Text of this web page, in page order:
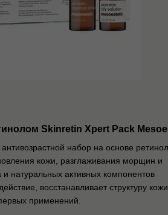
Skinretin Xpert Pack
набор на основе
кожи, разглаживания морщин и
натуральных активных компонентов
восстанавливает структуру
применений.